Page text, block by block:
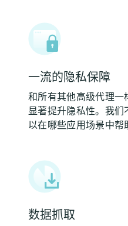
一流的隐私保障
和所有其他高级代理一
显著提升隐私性。我
以在哪些应用场景中帮
数据抓取